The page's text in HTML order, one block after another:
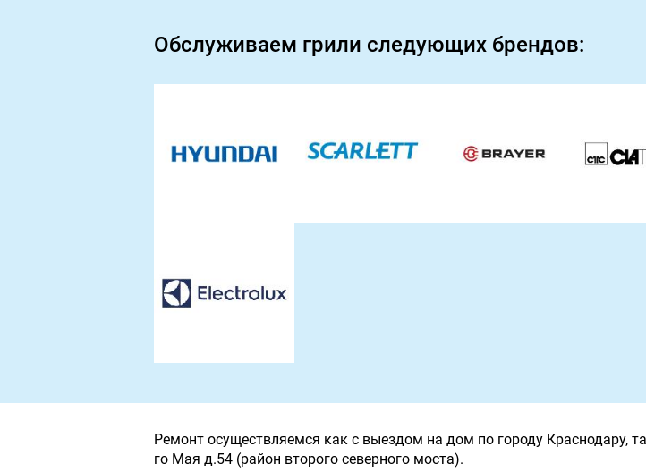
Обслуживаем грили следующих брендов:
Ремонт осуществляемся как с выездом на дом по городу Краснодару,
го Мая д.54 (район второго северного моста).